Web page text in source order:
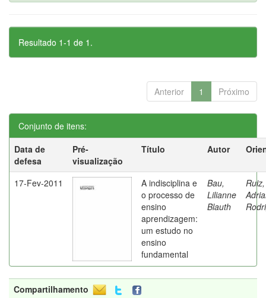
Resultado 1-1 de 1.
Anterior 1 Próximo
Conjunto de itens:
Data de
defesa
Pré-
visualização
Título Autor
17-Fev-2011
A indisciplina e
o processo de
ensino
aprendizagem:
um estudo no
ensino
fundamental
Bau,
Lilianne
Blauth
Ruiz,
Compartilhamento